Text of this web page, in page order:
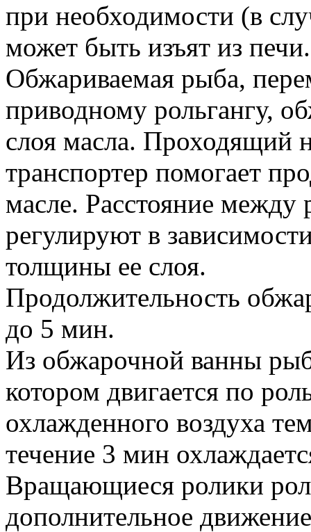
при необходимости (в
может быть изъят из печи.
Обжариваемая рыба,
приводному рольгангу,
слоя масла. Проходящий
транспортер помогает
масле. Расстояние между
регулируют в
толщины ее слоя.
Продолжительность
до 5 мин.
Из обжарочной ванны
котором двигается по
охлажденного воздуха
течение 3 мин
Вращающиеся ролики
дополнительное